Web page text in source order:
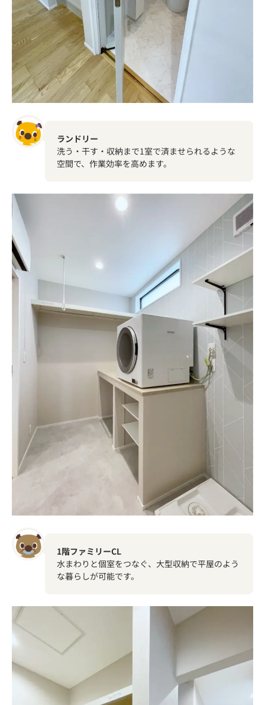
ランドリー
洗う・干す・収納まで1室で済ませられるような
空間で、作業効率を高めます。
1階ファミリーCL
水まわりと個室をつなぐ、大型収納で平屋のよう
な暮らしが可能です。